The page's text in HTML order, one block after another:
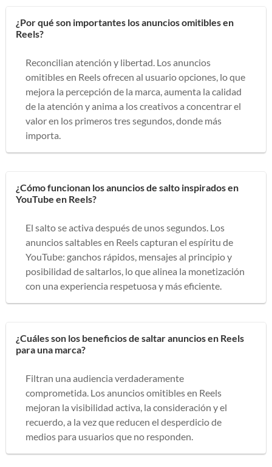
¿Por qué son importantes los anuncios omitibles en
Reels?
Reconcilian atención y libertad. Los anuncios
omitibles en Reels ofrecen al usuario opciones, lo que
mejora la percepción de la marca, aumenta la calidad
de la atención y anima a los creativos a concentrar el
valor en los primeros tres segundos, donde más
importa.
¿Cómo funcionan los anuncios de salto inspirados en
YouTube en Reels?
El salto se activa después de unos segundos. Los
anuncios saltables en Reels capturan el espíritu de
YouTube: ganchos rápidos, mensajes al principio y
posibilidad de saltarlos, lo que alinea la monetización
con una experiencia respetuosa y más eficiente.
¿Cuáles son los beneficios de saltar anuncios en Reels
para una marca?
Filtran una audiencia verdaderamente
comprometida. Los anuncios omitibles en Reels
mejoran la visibilidad activa, la consideración y el
recuerdo, a la vez que reducen el desperdicio de
medios para usuarios que no responden.